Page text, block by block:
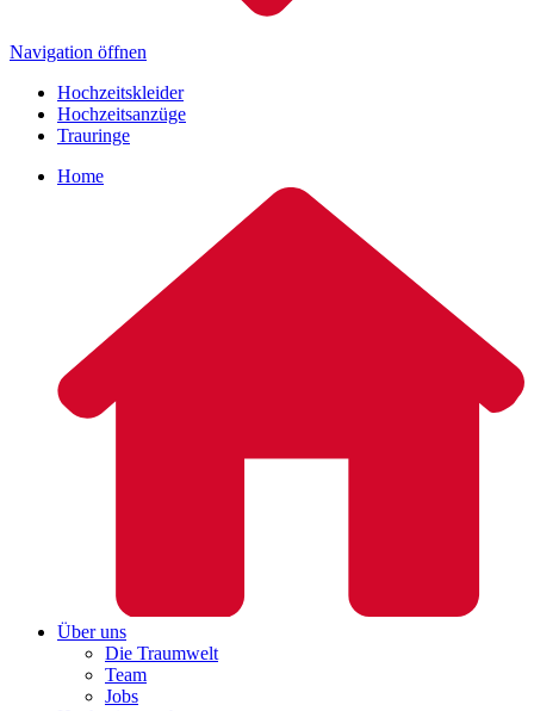
Navigation öffnen
Hochzeitskleider
Hochzeitsanzüge
Trauringe
Home
Über uns
Die Traumwelt
Team
Jobs